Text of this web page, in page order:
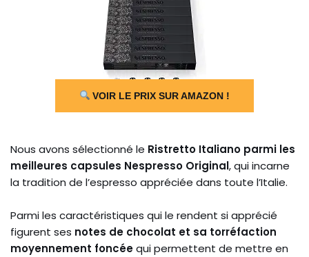
VOIR LE PRIX SUR AMAZON !
Nous avons sélectionné le Ristretto Italiano parmi les
meilleures capsules Nespresso Original, qui incarne
la tradition de l’espresso appréciée dans toute l’Italie.
Parmi les caractéristiques qui le rendent si apprécié
figurent ses notes de chocolat et sa torréfaction
moyennement foncéequi permettent de mettre en